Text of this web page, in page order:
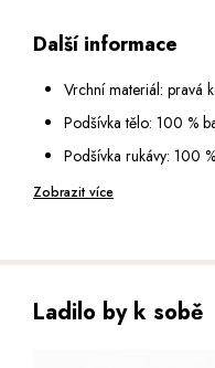
Jedna náprsní kapsa
Vnitřní náprsní kapsa 1x
Rukáv je zakončený
Spodní okraj je
Délka: 69 cm (vel. 52)
Další informace
Vrchní materiál: pravá
Podšívka tělo: 100 %
Podšívka rukávy: 100
Obsahuje netextilní
Zobrazit více
Ladilo by k sobě